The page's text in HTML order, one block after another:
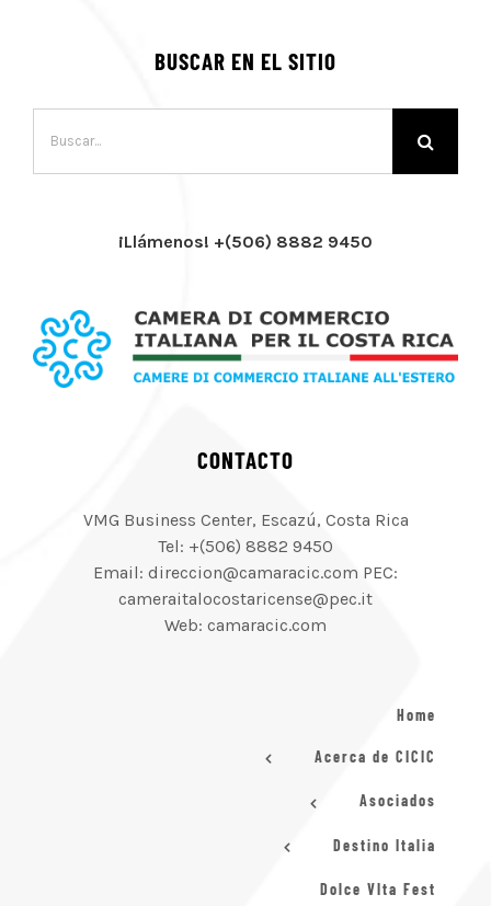
BUSCAR EN EL SITIO
¡Llámenos! +(506) 8882 9450
CONTACTO
VMG Business Center, Escazú, Costa Rica
Tel: +(506) 8882 9450
Email: direccion@camaracic.com PEC:
cameraitalocostaricense@pec.it
Web: camaracic.com
Home
Acerca de CICIC
Asociados
Destino Italia
Dolce VIta Fest